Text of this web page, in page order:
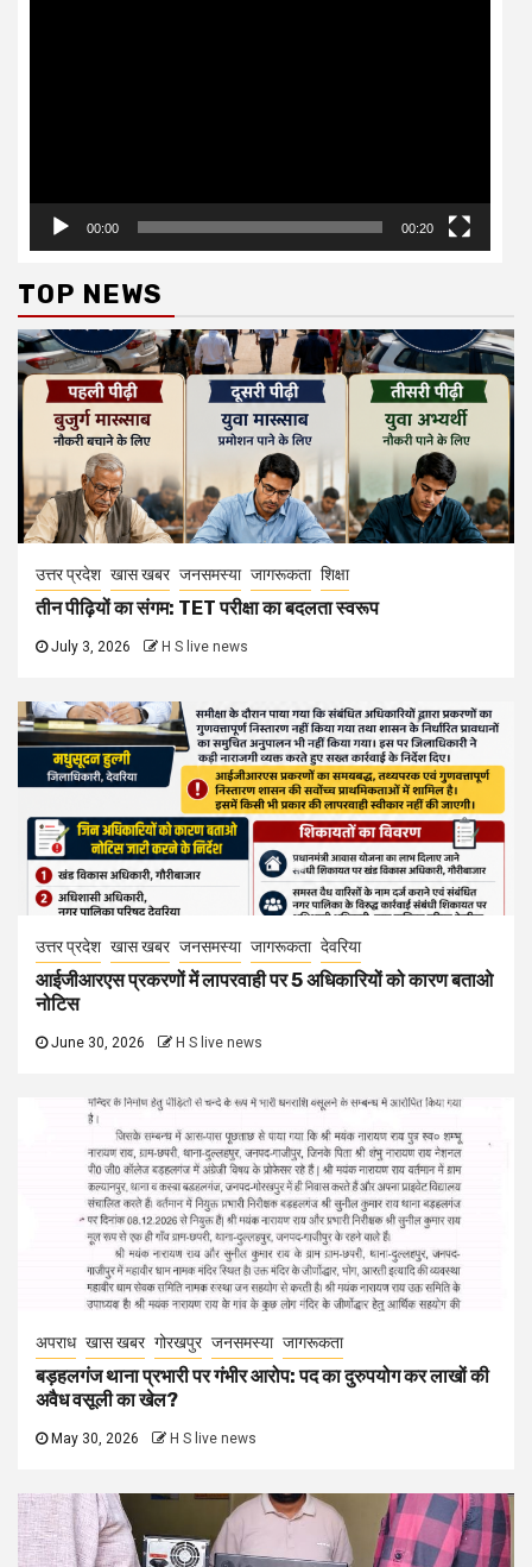
00:00 00:20
TOP NEWS
उत्तर प्रदेश खास खबर जनसमस्या जागरूकता शिक्षा
तीन पीढ़ियों का संगम: TET परीक्षा का बदलता स्वरूप
July 3, 2026 H S live news
उत्तर प्रदेश खास खबर जनसमस्या जागरूकता देवरिया
आईजीआरएस प्रकरणों में लापरवाही पर 5 अधिकारियों को कारण बताओ
नोटिस
June 30, 2026 H S live news
अपराध खास खबर गोरखपुर जनसमस्या जागरूकता
बड़हलगंज थाना प्रभारी पर गंभीर आरोप: पद का दुरुपयोग कर लाखों की
अवैध वसूली का खेल?
May 30, 2026 H S live news